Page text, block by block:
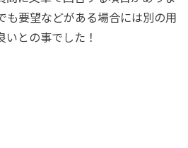
も要望などがある場合には別の用
との事でした！